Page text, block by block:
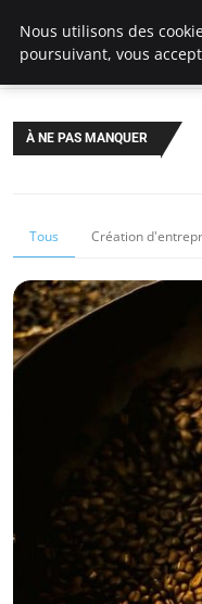
LECFCM
À NE PAS MANQUER
Tous Création
Nous utilisons des
poursuivant, vous